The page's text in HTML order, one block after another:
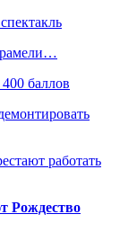
баллов
работать
Рождество